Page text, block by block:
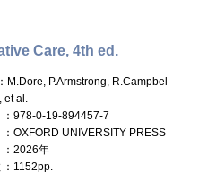
Care, 4th ed.
：M.Dore, P.Armstrong, R.Campbel
l, et al.
：978-0-19-894457-7
：OXFORD UNIVERSITY PRESS
：2026年
：1152pp.